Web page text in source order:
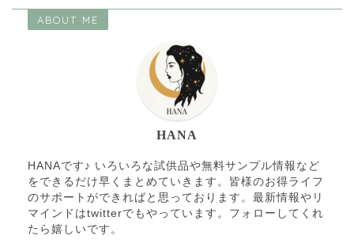
ABOUT ME
HANA
HANAです♪ いろいろな試供品や無料サンプル情報など
をできるだけ早くまとめていきます。皆様のお得ライフ
のサポートができればと思っております。最新情報やリ
マインドはtwitterでもやっています。フォローしてくれ
たら嬉しいです。